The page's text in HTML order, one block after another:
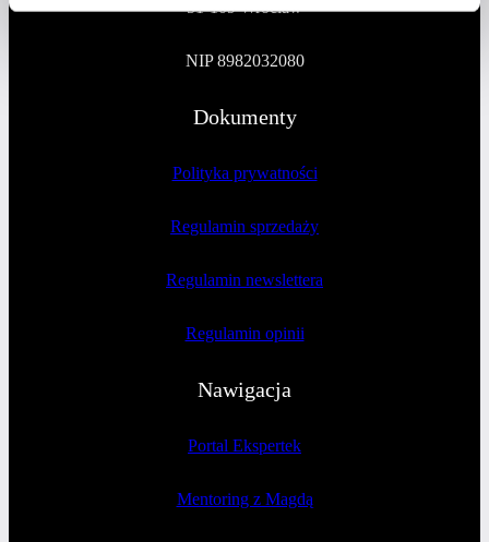
51-109 Wrocław
NIP 8982032080
Dokumenty
Polityka prywatności
Regulamin sprzedaży
Regulamin newslettera
Regulamin opinii
Nawigacja
Portal Ekspertek
Mentoring z Magdą